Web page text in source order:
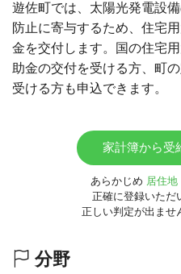
遊佐町では、太陽光発電設
防止に寄与するため、住宅
金を交付します。国の住宅
助金の交付を受ける方、町
受ける方も申込できます。
家計簿から受
あらかじめ 居住地
正確に登録いただ
正しい判定が出ませ
分野